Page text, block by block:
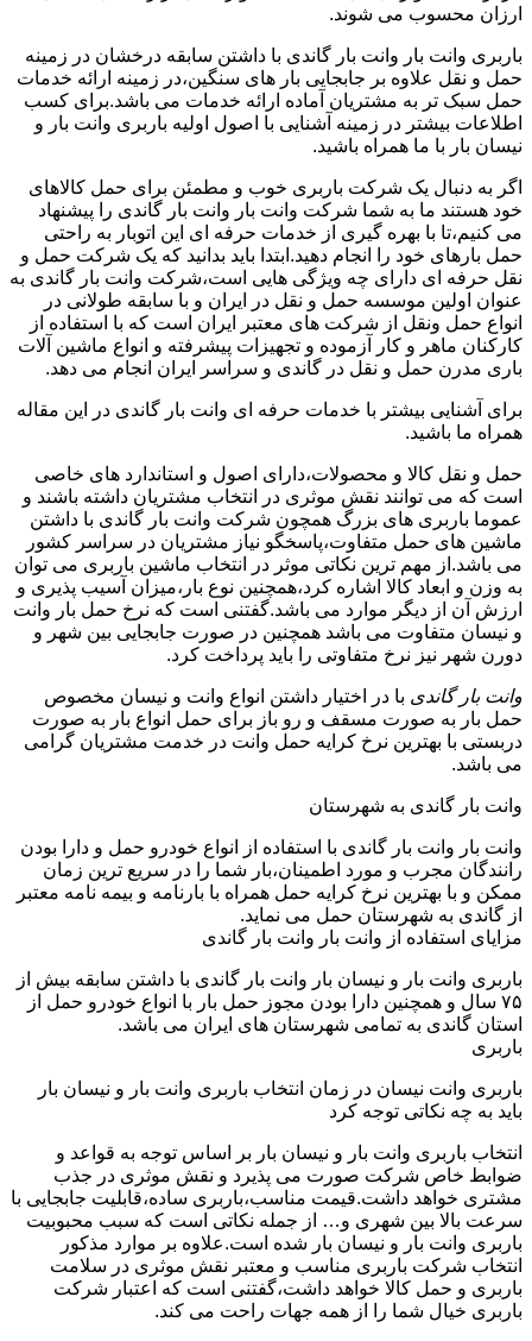
ارزان محسوب می شوند.
باربری وانت بار وانت بار گاندی با داشتن سابقه درخشان در زمینه
حمل و نقل علاوه بر جابجایی بار های سنگین،در زمینه ارائه خدمات
حمل سبک تر به مشتریان آماده ارائه خدمات می باشد.برای کسب
اطلاعات بیشتر در زمینه آشنایی با اصول اولیه باربری وانت بار و
نیسان بار با ما همراه باشید.
اگر به دنبال یک شرکت باربری خوب و مطمئن برای حمل کالاهای
خود هستند ما به شما شرکت وانت بار وانت بار گاندی را پیشنهاد
می کنیم،تا با بهره گیری از خدمات حرفه ای این اتوبار به راحتی
حمل بارهای خود را انجام دهید.ابتدا باید بدانید که یک شرکت حمل و
نقل حرفه ای دارای چه ویژگی هایی است،شرکت وانت بار گاندی به
عنوان اولین موسسه حمل و نقل در ایران و با سابقه طولانی در
انواع حمل ونقل از شرکت های معتبر ایران است که با استفاده از
کارکنان ماهر و کار آزموده و تجهیزات پیشرفته و انواع ماشین آلات
باری مدرن حمل و نقل در گاندی و سراسر ایران انجام می دهد.
برای آشنایی بیشتر با خدمات حرفه ای وانت بار گاندی در این مقاله
همراه ما باشید.
حمل و نقل کالا و محصولات،دارای اصول و استاندارد های خاصی
است که می توانند نقش موثری در انتخاب مشتریان داشته باشند و
عموما باربری های بزرگ همچون شرکت وانت بار گاندی با داشتن
ماشین های حمل متفاوت،پاسخگو نیاز مشتریان در سراسر کشور
می باشد.از مهم ترین نکاتی موثر در انتخاب ماشین باربری می توان
به وزن و ابعاد کالا اشاره کرد،همچنین نوع بار،میزان آسیب پذیری و
ارزش آن از دیگر موارد می باشد.گفتنی است که نرخ حمل بار وانت
و نیسان متفاوت می باشد همچنین در صورت جابجایی بین شهر و
دورن شهر نیز نرخ متفاوتی را باید پرداخت کرد.
وانت بار گاندی با در اختیار داشتن انواع وانت و نیسان مخصوص
حمل بار به صورت مسقف و رو باز برای حمل انواع بار به صورت
دربستی با بهترین نرخ کرایه حمل وانت در خدمت مشتریان گرامی
می باشد.
وانت بار گاندی به شهرستان
وانت بار وانت بار گاندی با استفاده از انواع خودرو حمل و دارا بودن
رانندگان مجرب و مورد اطمینان،بار شما را در سریع ترین زمان
ممکن و با بهترین نرخ کرایه حمل همراه با بارنامه و بیمه نامه معتبر
از گاندی به شهرستان حمل می نماید.
مزایای استفاده از وانت بار وانت بار گاندی
باربری وانت بار و نیسان بار وانت بار گاندی با داشتن سابقه بیش از
۷۵ سال و همچنین دارا بودن مجوز حمل بار با انواع خودرو حمل از
استان گاندی به تمامی شهرستان های ایران می باشد.
باربری
باربری وانت نیسان در زمان انتخاب باربری وانت بار و نیسان بار
باید به چه نکاتی توجه کرد
انتخاب باربری وانت بار و نیسان بار بر اساس توجه به قواعد و
ضوابط خاص شرکت صورت می پذیرد و نقش موثری در جذب
مشتری خواهد داشت.قیمت مناسب،باربری ساده،قابلیت جابجایی با
سرعت بالا بین شهری و… از جمله نکاتی است که سبب محبوبیت
باربری وانت بار و نیسان بار شده است.علاوه بر موارد مذکور
انتخاب شرکت باربری مناسب و معتبر نقش موثری در سلامت
باربری و حمل کالا خواهد داشت،گفتنی است که اعتبار شرکت
باربری خیال شما را از همه جهات راحت می کند.